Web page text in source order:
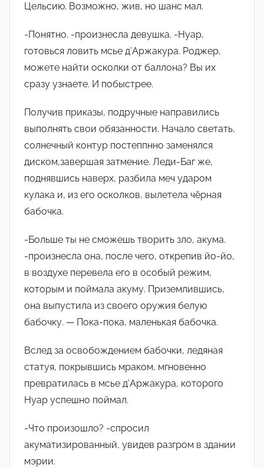
Цельсию. Возможно, жив, но шанс мал.
-Понятно. -произнесла девушка. -Нуар,
готовься ловить мсье д’Аржакура. Роджер,
можете найти осколки от баллона? Вы их
сразу узнаете. И побыстрее.
Получив приказы, подручные направились
выполнять свои обязанности. Начало светать,
солнечный контур постеппнно заменялся
диском,завершая затмение. Леди-Баг же,
поднявшись наверх, разбила меч ударом
кулака и, из его осколков, вылетела чëрная
бабочка.
-Больше ты не сможешь творить зло, акума.
-произнесла она, после чего, открепив йо-йо,
в воздухе перевела его в особый режим,
которым и поймала акуму. Приземлившись,
она выпустила из своего оружия белую
бабочку. — Пока-пока, маленькая бабочка.
Вслед за освобождением бабочки, ледяная
статуя, покрывшись мраком, мгновенно
превратилась в мсье д’Аржакура, которого
Нуар успешно поймал.
-Что произошло? -спросил
акуматизированный, увидев разгром в здании
мэрии.